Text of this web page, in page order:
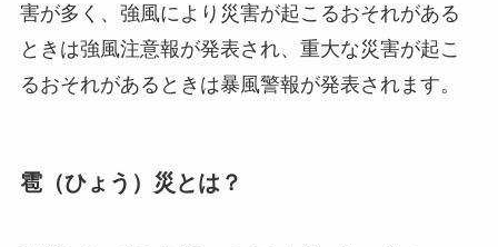
害が多く、強風により災害が起こるおそれがある
ときは強風注意報が発表され、重大な災害が起こ
るおそれがあるときは暴風警報が発表されます。
雹（ひょう）災とは？